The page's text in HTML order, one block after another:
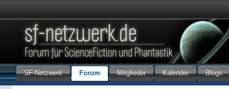
SF-Netzwerk Forum Mitglieder Kalender Blogs